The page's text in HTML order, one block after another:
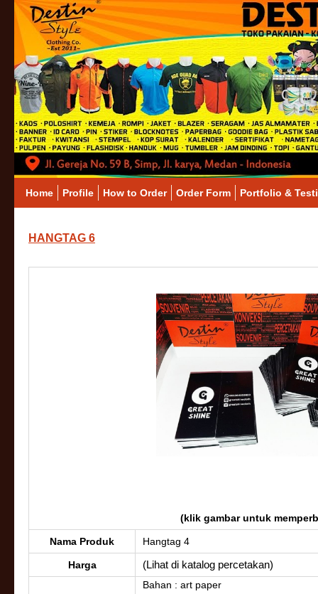
Home Profile How to Order Order Form Portfolio &
HANGTAG 6
(klik gambar untuk
Nama Produk Hangtag 4
Harga (Lihat di katalog percetakan)
Bahan : art paper